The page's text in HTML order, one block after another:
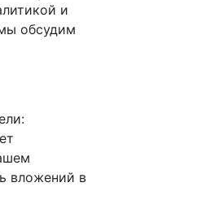
и
обсудим
вложений в